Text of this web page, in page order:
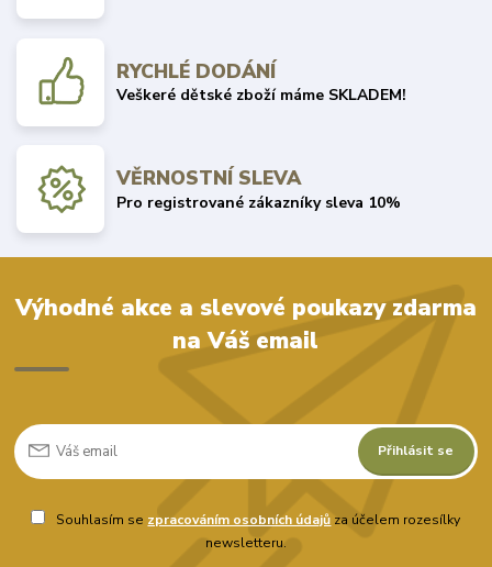
RYCHLÉ DODÁNÍ
Veškeré dětské zboží máme SKLADEM!
VĚRNOSTNÍ SLEVA
Pro registrované zákazníky sleva 10%
Výhodné akce a slevové poukazy zdarma
na Váš email
Přihlásit se
Souhlasím se zpracováním osobních údajů za účelem rozesílky
newsletteru.